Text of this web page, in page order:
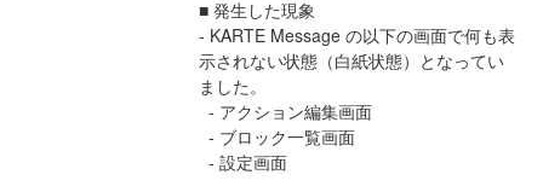
■ 発生した現象
- KARTE Message の以下の画面で何も表
示されない状態（白紙状態）となってい
ました。
  - アクション編集画面
  - ブロック一覧画面
  - 設定画面